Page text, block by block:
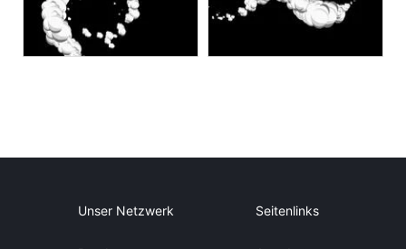
Unser Netzwerk Seitenlinks